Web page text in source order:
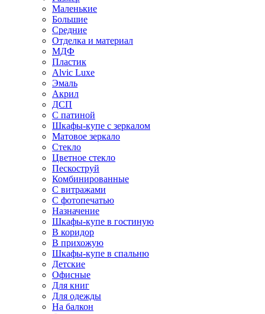
Маленькие
Большие
Средние
Отделка и материал
МДФ
Пластик
Alvic Luxe
Эмаль
Акрил
ДСП
С патиной
Шкафы-купе с зеркалом
Матовое зеркало
Стекло
Цветное стекло
Пескоструй
Комбинированные
С витражами
С фотопечатью
Назначение
Шкафы-купе в гостиную
В коридор
В прихожую
Шкафы-купе в спальню
Детские
Офисные
Для книг
Для одежды
На балкон